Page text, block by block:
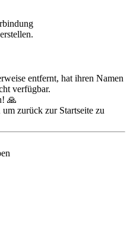
entfernt, hat ihren Namen
verfügbar.
🙏
zurück zur Startseite zu